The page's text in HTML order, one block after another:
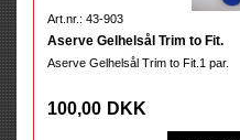
Art.nr.: 43-903
Aserve Gelhelsål Trim to Fit.
Aserve Gelhelsål Trim to Fit.1 par.
100,00 DKK